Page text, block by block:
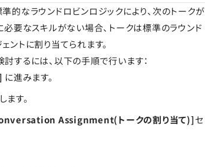
的なラウンドロビンロジックにより、次のトークが
必要なスキルがない場合、トークは標準のラウンド
ントに割り当てられます。
するには、以下の手順で行います：
に進みます。
ます。
Assignment(トークの割り当て)]セ